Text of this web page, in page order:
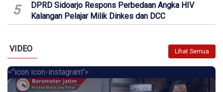
5
DPRD Sidoarjo Respons Perbedaan Angka HIV
Kalangan Pelajar Milik Dinkes dan DCC
VIDEO Lihat Semua
="icon icon-instagram">